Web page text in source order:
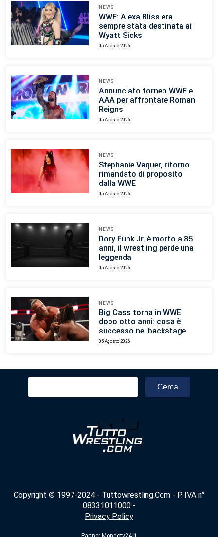
NEWS
WWE: Alexa Bliss era
sempre stata destinata ai
Wyatt Sicks
05 Agosto 2026
NEWS
Annunciato torneo WWE e
AAA per affrontare Roman
Reigns
05 Agosto 2026
NEWS
Stephanie Vaquer, ritorno
rimandato di proposito
dalla WWE
05 Agosto 2026
NEWS
Dory Funk Jr. è morto a 85
anni, il wrestling perde una
leggenda
05 Agosto 2026
NEWS
Big Cass torna in WWE
dopo otto anni: cosa è
successo nel backstage
05 Agosto 2026
Copyright © 1997-2024 - Tuttowrestling.Com - P. IVA n°
08331011000 -
Privacy Policy
Partner Mondotv24.it